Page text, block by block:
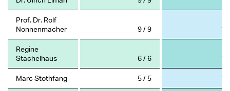
Prof. Dr. Rolf
Nonnenmacher
9 / 9
Regine
Stachelhaus
6 / 6
Marc Stothfang 5 / 5